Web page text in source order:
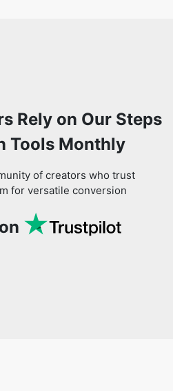
Rely on Our Steps
Tools Monthly
of creators who trust
for versatile conversion